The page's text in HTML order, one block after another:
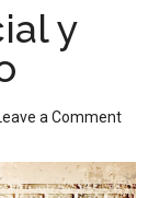
y
a Comment